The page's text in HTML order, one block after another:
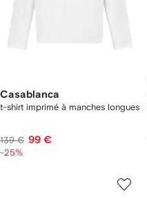
Casablanca
t-shirt imprimé à manches longues
139 € 99 €
-25%